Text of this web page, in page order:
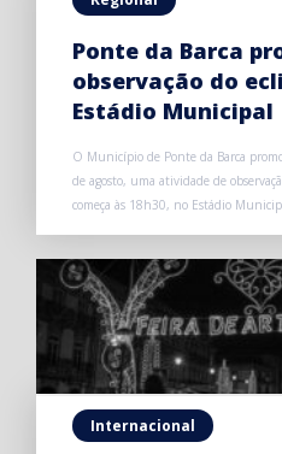
Ponte da Barca
observação do
Estádio Municipal
O Município de Ponte da Barca
de agosto, uma atividade de
começa às 18h30, no Estádio
Internacional